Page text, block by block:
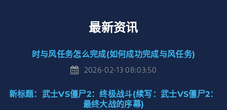
最新资讯
时与风任务怎么完成(如何成功完成与风任务)
2026-02-13 08:03:50
新标题：武士VS僵尸2：终极战斗(续写：武士VS僵尸2：
最终大战的序幕)